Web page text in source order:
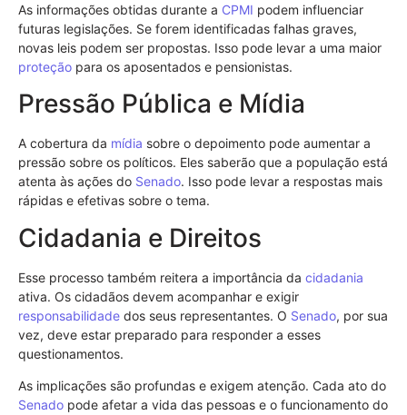
As informações obtidas durante a CPMI podem influenciar
futuras legislações. Se forem identificadas falhas graves,
novas leis podem ser propostas. Isso pode levar a uma maior
proteção para os aposentados e pensionistas.
Pressão Pública e Mídia
A cobertura da mídia sobre o depoimento pode aumentar a
pressão sobre os políticos. Eles saberão que a população está
atenta às ações do Senado. Isso pode levar a respostas mais
rápidas e efetivas sobre o tema.
Cidadania e Direitos
Esse processo também reitera a importância da cidadania
ativa. Os cidadãos devem acompanhar e exigir
responsabilidade dos seus representantes. O Senado, por sua
vez, deve estar preparado para responder a esses
questionamentos.
As implicações são profundas e exigem atenção. Cada ato do
Senado pode afetar a vida das pessoas e o funcionamento do